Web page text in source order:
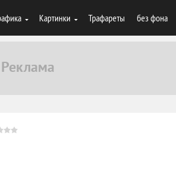
Картинки Трафареты без фона